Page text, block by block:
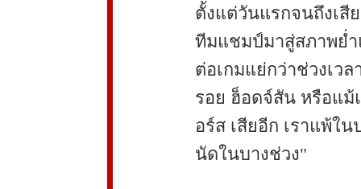
ตั้งแต่วันแรกจนถึงเสี
ทีมแชมป์มาสู่สภาพย่
ต่อเกมแย่กว่าช่วงเว
รอย ฮ็อดจ์สัน หรือแม้
อร์ส เสียอีก เราแพ้ใ
นัดในบางช่วง"